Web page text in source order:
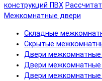
конструкций ПВХ
Межкомнатные двери
Складные
Скрытые
Двери
Двери межкомнатные
Двери